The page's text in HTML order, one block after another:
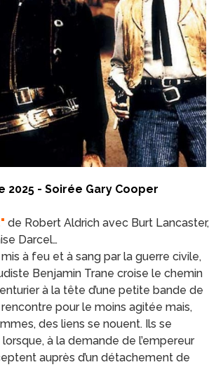
2025 - Soirée Gary Cooper
de Robert Aldrich avec Burt Lancaster,
Darcel…
à feu et à sang par la guerre civile,
Benjamin Trane croise le chemin
à la tête d’une petite bande de
pour le moins agitée mais,
des liens se nouent. Ils se
à la demande de l’empereur
auprès d’un détachement de